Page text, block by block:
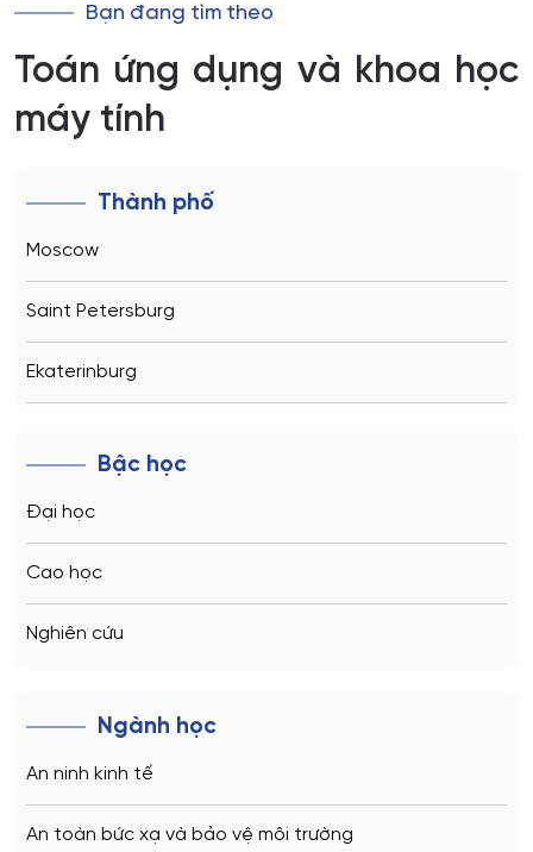
Bạn đang tìm theo
Toán ứng dụng và khoa học
máy tính
Thành phố
Moscow
Saint Petersburg
Ekaterinburg
Kaliningrad
Bậc học
Đại học
Cao học
Nghiên cứu
Ngành học
An ninh kinh tế
An toàn bức xạ và bảo vệ môi trường